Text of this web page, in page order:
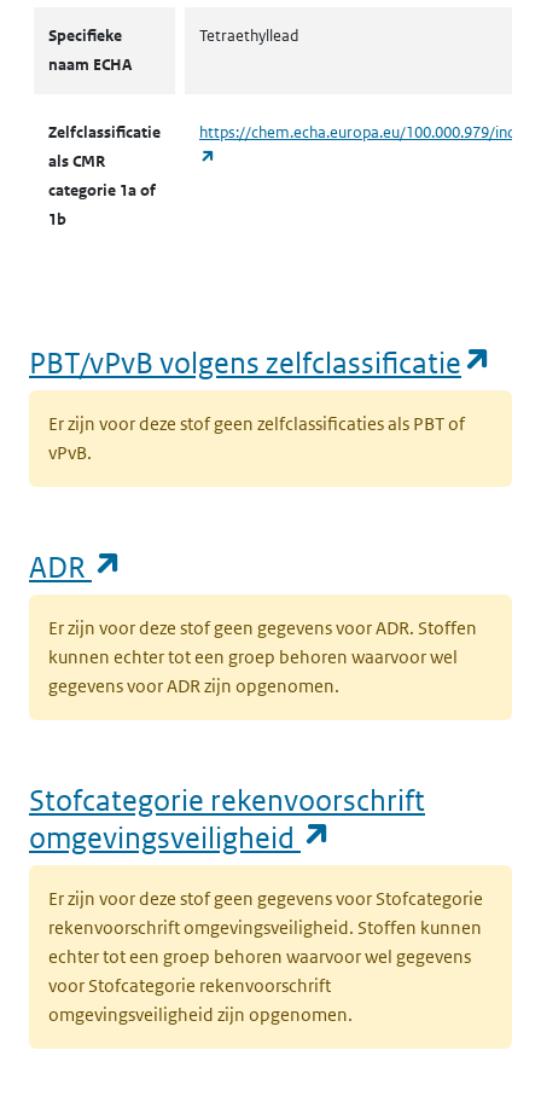
Specifieke
naam ECHA
Tetraethyllead
Zelfclassificatie
als CMR
categorie 1a of
1b
https://chem.echa.europa.eu/100.000.979/
PBT/vPvB volgens zelfclassificatie
Er zijn voor deze stof geen zelfclassificaties als PBT of
vPvB.
ADR
Er zijn voor deze stof geen gegevens voor ADR. Stoffen
kunnen echter tot een groep behoren waarvoor wel
gegevens voor ADR zijn opgenomen.
Stofcategorie rekenvoorschrift
omgevingsveiligheid
Er zijn voor deze stof geen gegevens voor Stofcategorie
rekenvoorschrift omgevingsveiligheid. Stoffen kunnen
echter tot een groep behoren waarvoor wel gegevens
voor Stofcategorie rekenvoorschrift
omgevingsveiligheid zijn opgenomen.